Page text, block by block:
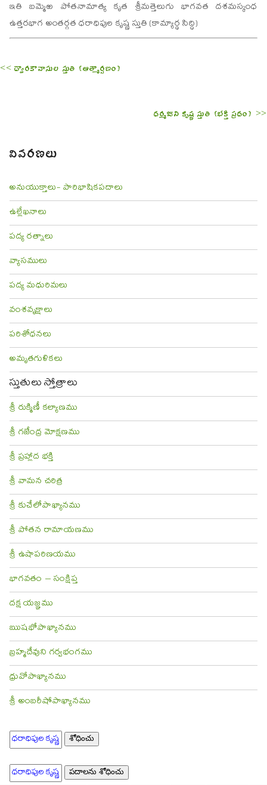
ఇతి బమ్మెఱ పోతనామాత్య కృత శ్రీమత్తెలుగు భాగవత దశమస్కంధ
ఉత్తరభాగ అంతర్గత ధరాధిపుల కృష్ణ స్తుతి (కామ్యార్థ సిద్ధి)
<< ద్వారకావాసుల స్తుతి (ఆత్మార్పణం)
ధర్మజుని కృష్ణ స్తుతి (భక్తి ప్రదం) >>
వివరణలు
అనుయుక్తాలు- పారిభాషికపదాలు
ఉల్లేఖనాలు
పద్య రత్నాలు
వ్యాసములు
పద్య మధురిమలు
వంశవృక్షాలు
పరిశోధనలు
అమృతగుళికలు
స్తుతులు స్తోత్రాలు
శ్రీ రుక్మిణీ కల్యాణము
శ్రీ గజేంద్ర మోక్షణము
శ్రీ ప్రహ్లాద భక్తి
శ్రీ వామన చరిత్ర
శ్రీ కుచేలోపాఖ్యానము
శ్రీ పోతన రామాయణము
శ్రీ ఉషాపరిణయము
భాగవతం – సంక్షిప్త
దక్ష యజ్ఞము
ఋషభోపాఖ్యానము
బ్రహ్మదేవుని గర్వభంగము
ధ్రువోపాఖ్యానము
శ్రీ అంబరీషోపాఖ్యానము